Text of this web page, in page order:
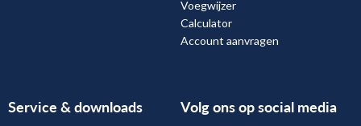
Voegwijzer
Calculator
Account aanvragen
Service & downloads Volg ons op social media